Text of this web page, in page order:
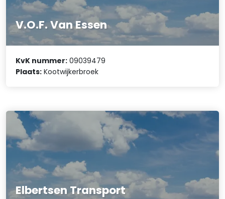
V.O.F. Van Essen
KvK nummer: 09039479
Plaats: Kootwijkerbroek
Elbertsen Transport